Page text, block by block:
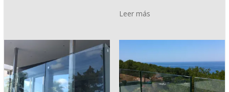
con
5.00
Leer más